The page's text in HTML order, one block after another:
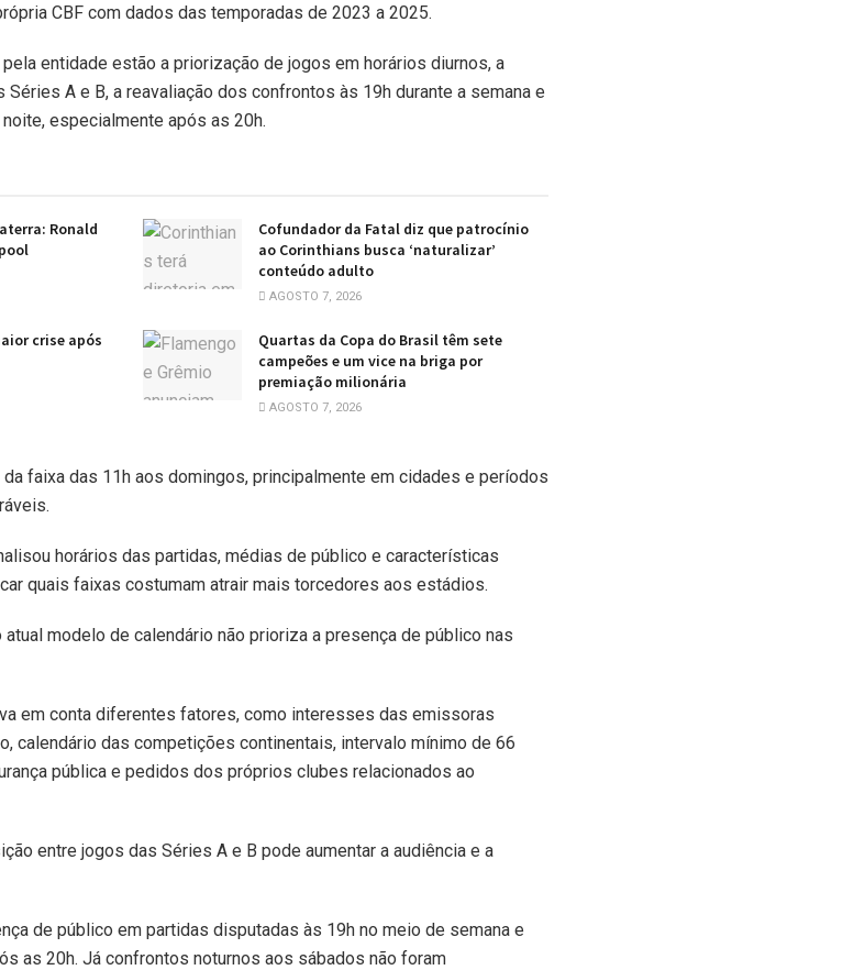
CBF com dados das temporadas de 2023 a 2025.
entidade estão a priorização de jogos em horários diurnos, a
A e B, a reavaliação dos confrontos às 19h durante a semana e
especialmente após as 20h.
Ronald
Cofundador da Fatal diz que patrocínio
ao Corinthians busca ‘naturalizar’
conteúdo adulto
AGOSTO 7, 2026
crise após
Quartas da Copa do Brasil têm sete
campeões e um vice na briga por
premiação milionária
AGOSTO 7, 2026
faixa das 11h aos domingos, principalmente em cidades e períodos
horários das partidas, médias de público e características
quais faixas costumam atrair mais torcedores aos estádios.
modelo de calendário não prioriza a presença de público nas
em conta diferentes fatores, como interesses das emissoras
calendário das competições continentais, intervalo mínimo de 66
pública e pedidos dos próprios clubes relacionados ao
entre jogos das Séries A e B pode aumentar a audiência e a
de público em partidas disputadas às 19h no meio de semana e
as 20h. Já confrontos noturnos aos sábados não foram